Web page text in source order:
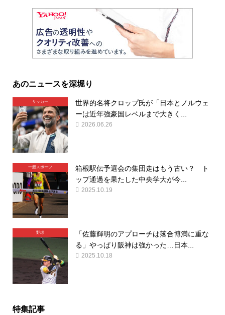
あのニュースを深堀り
サッカー
世界的名将クロップ氏が「日本とノルウェ
ーは近年強豪国レベルまで大きく...
2026.06.26
一般スポーツ
箱根駅伝予選会の集団走はもう古い？ ト
ップ通過を果たした中央学大が今...
2025.10.19
野球
「佐藤輝明のアプローチは落合博満に重な
る」やっぱり阪神は強かった…日本...
2025.10.18
特集記事